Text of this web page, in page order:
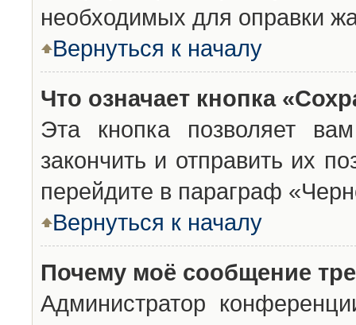
необходимых для оправки
Вернуться к началу
Что означает кнопка
Эта кнопка позволяет
закончить и отправить их
перейдите в параграф
Вернуться к началу
Почему моё сообщение
Администратор